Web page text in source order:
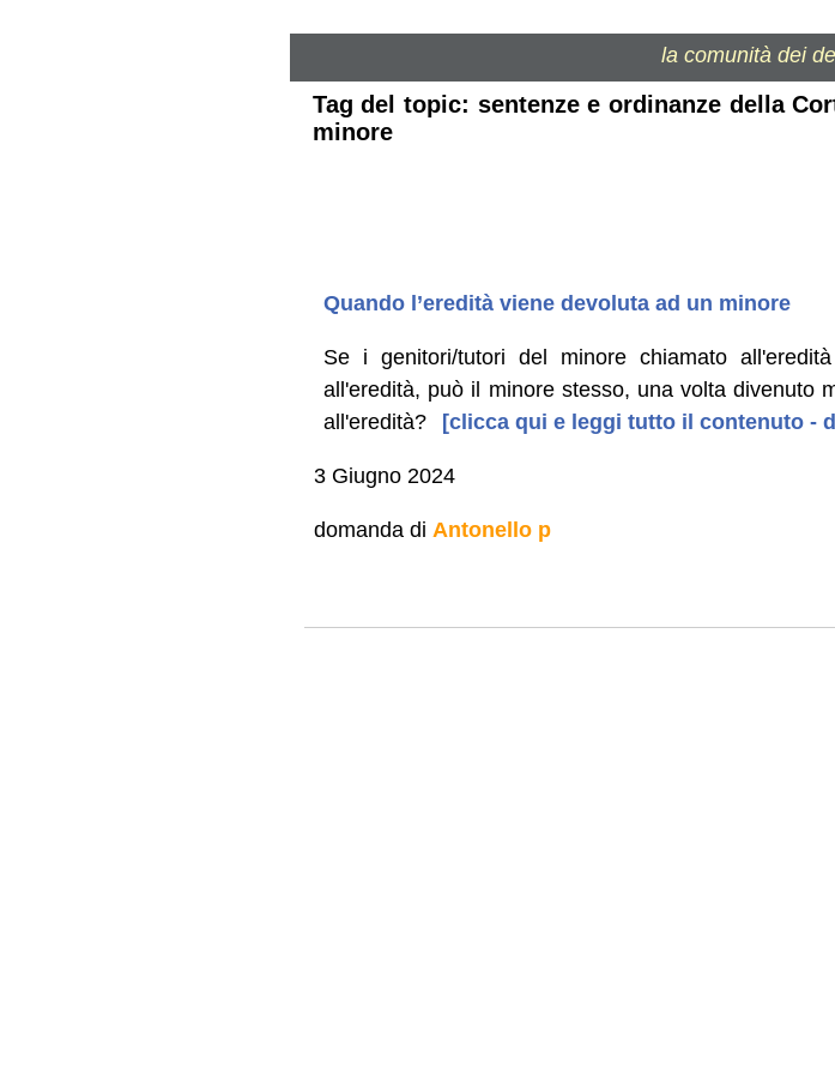
la comunità dei
Tag del topic: sentenze e ordinanze della
minore
Quando l’eredità viene devoluta ad un minore
Se i genitori/tutori del minore chiamato
all'eredità, può il minore stesso, una volta divenuto
all'eredità?
[clicca qui e leggi tutto il contenuto -
3 Giugno 2024
domanda di Antonello p